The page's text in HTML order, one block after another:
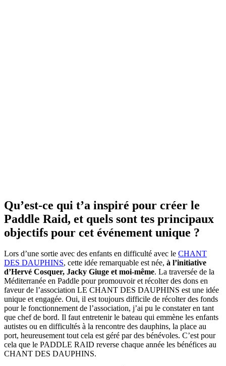
Qu’est-ce qui t’a inspiré pour créer le
Paddle Raid, et quels sont tes principaux
objectifs pour cet événement unique ?
Lors d’une sortie avec des enfants en difficulté avec le CHANT
DES DAUPHINS, cette idée remarquable est née, à l’initiative
d’Hervé Cosquer, Jacky Giuge et moi-même. La traversée de la
Méditerranée en Paddle pour promouvoir et récolter des dons en
faveur de l’association LE CHANT DES DAUPHINS est une idée
unique et engagée. Oui, il est toujours difficile de récolter des fonds
pour le fonctionnement de l’association, j’ai pu le constater en tant
que chef de bord. Il faut entretenir le bateau qui emmène les enfants
autistes ou en difficultés à la rencontre des dauphins, la place au
port, heureusement tout cela est géré par des bénévoles. C’est pour
cela que le PADDLE RAID reverse chaque année les bénéfices au
CHANT DES DAUPHINS.